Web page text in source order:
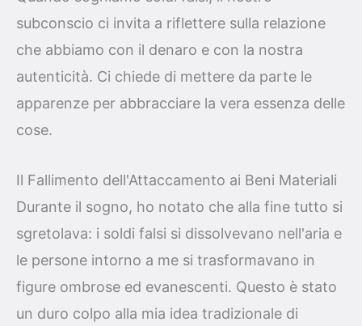
subconscio ci invita a riflettere sulla relazione
che abbiamo con il denaro e con la nostra
autenticità. Ci chiede di mettere da parte le
apparenze per abbracciare la vera essenza delle
cose.
Il Fallimento dell'Attaccamento ai Beni Materiali
Durante il sogno, ho notato che alla fine tutto si
sgretolava: i soldi falsi si dissolvevano nell'aria e
le persone intorno a me si trasformavano in
figure ombrose ed evanescenti. Questo è stato
un duro colpo alla mia idea tradizionale di